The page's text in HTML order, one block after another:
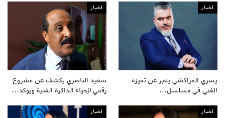
اخبار
يسري المراكشي يعبر عن تميزه
الفني في مسلسل…
اخبار
سعيد الناصري يكشف عن مشروع
رقمي لإحياء الذاكرة الفنية ويؤكد…
اخبار اخبار